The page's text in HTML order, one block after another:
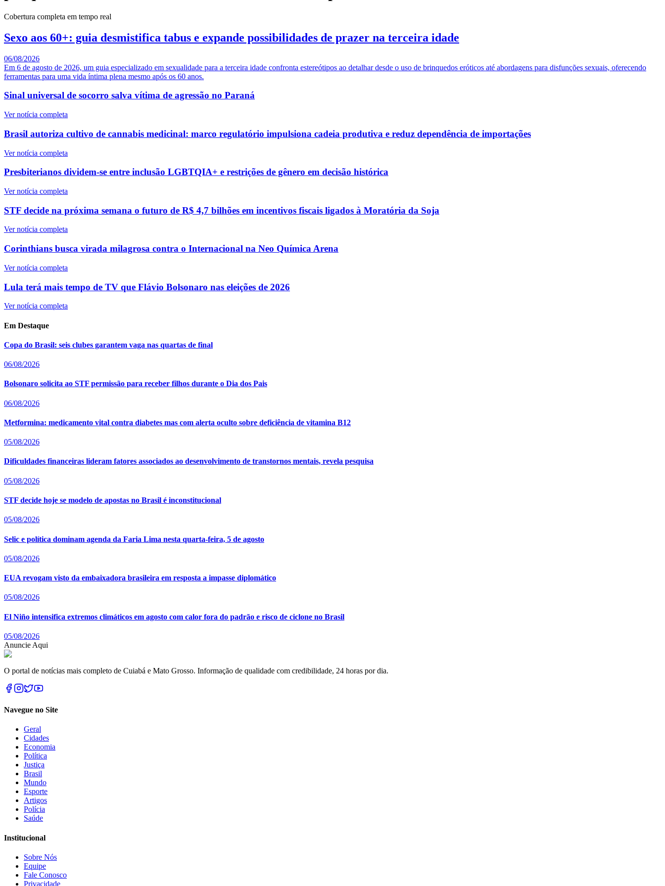
Cobertura completa em tempo real
Sexo aos 60+: guia desmistifica tabus e expande possibilidades de prazer na terceira idade
06/08/2026
Em 6 de agosto de 2026, um guia especializado em sexualidade para a terceira idade confronta estereótipos ao detalhar desde o uso de brinquedos eróticos até abordagens para disfunções sexuais, oferecendo
ferramentas para uma vida íntima plena mesmo após os 60 anos.
Sinal universal de socorro salva vítima de agressão no Paraná
Ver notícia completa
Brasil autoriza cultivo de cannabis medicinal: marco regulatório impulsiona cadeia produtiva e reduz dependência de importações
Ver notícia completa
Presbiterianos dividem-se entre inclusão LGBTQIA+ e restrições de gênero em decisão histórica
Ver notícia completa
STF decide na próxima semana o futuro de R$ 4,7 bilhões em incentivos fiscais ligados à Moratória da Soja
Ver notícia completa
Corinthians busca virada milagrosa contra o Internacional na Neo Química Arena
Ver notícia completa
Lula terá mais tempo de TV que Flávio Bolsonaro nas eleições de 2026
Ver notícia completa
Em Destaque
Copa do Brasil: seis clubes garantem vaga nas quartas de final
06/08/2026
Bolsonaro solicita ao STF permissão para receber filhos durante o Dia dos Pais
06/08/2026
Metformina: medicamento vital contra diabetes mas com alerta oculto sobre deficiência de vitamina B12
05/08/2026
Dificuldades financeiras lideram fatores associados ao desenvolvimento de transtornos mentais, revela pesquisa
05/08/2026
STF decide hoje se modelo de apostas no Brasil é inconstitucional
05/08/2026
Selic e política dominam agenda da Faria Lima nesta quarta-feira, 5 de agosto
05/08/2026
EUA revogam visto da embaixadora brasileira em resposta a impasse diplomático
05/08/2026
El Niño intensifica extremos climáticos em agosto com calor fora do padrão e risco de ciclone no Brasil
05/08/2026
Anuncie Aqui
O portal de notícias mais completo de Cuiabá e Mato Grosso. Informação de qualidade com credibilidade, 24 horas por dia.
Navegue no Site
Geral
Cidades
Economia
Política
Justiça
Brasil
Mundo
Esporte
Artigos
Polícia
Saúde
Institucional
Sobre Nós
Equipe
Fale Conosco
Privacidade